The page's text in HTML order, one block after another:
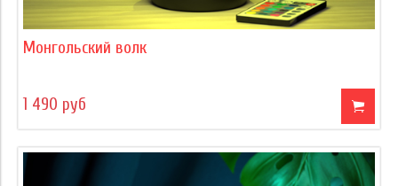
Монгольский волк
1 490 руб